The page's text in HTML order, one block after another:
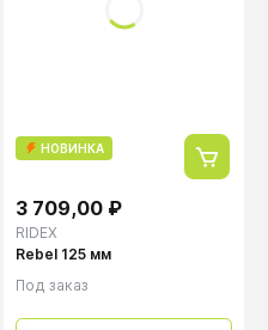
НОВИНКА
RIDEX
3 709,00 ₽
Rebel 125 мм
Под заказ